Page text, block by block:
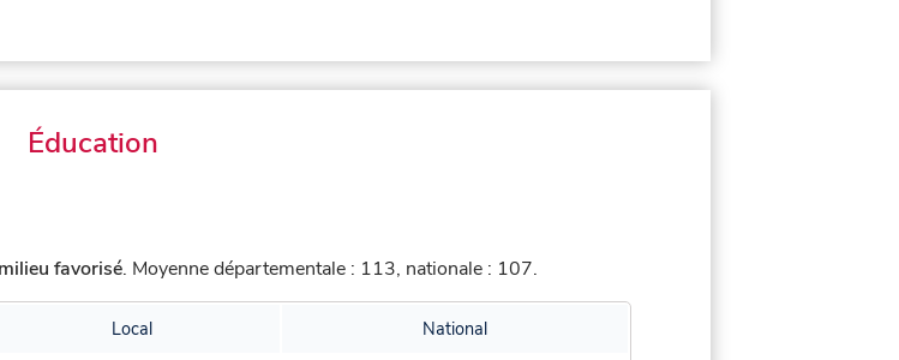
Éducation
milieu favorisé. Moyenne départementale : 113, nationale : 107.
Local National